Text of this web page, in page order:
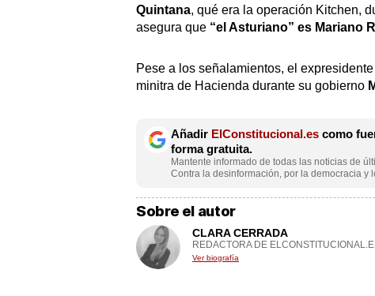
Quintana, qué era la operación Kitchen,
asegura que “el Asturiano” es Mariano
Pese a los señalamientos, el
minitra de Hacienda durante su gobierno
Añadir ElConstitucional.es como
forma gratuita.
Mantente informado de todas las noticias de
Contra la desinformación, por la democracia y
Sobre el autor
CLARA CERRADA
REDACTORA DE
Ver biografía